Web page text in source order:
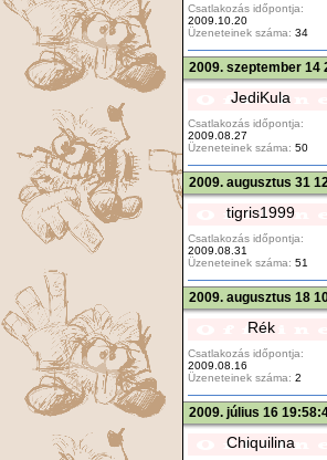
Csatlakozás időpontja:
2009.10.20
Üzeneteinek száma: 34
2009. szeptember 14
JediKula
Csatlakozás időpontja:
2009.08.27
Üzeneteinek száma: 50
2009. augusztus 31
tigris1999
Csatlakozás időpontja:
2009.08.31
Üzeneteinek száma: 51
2009. augusztus 18
Rék
Csatlakozás időpontja:
2009.08.16
Üzeneteinek száma: 2
2009. július 16
Chiquilina